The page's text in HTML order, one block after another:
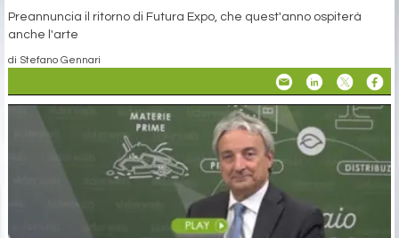
Preannuncia il ritorno di Futura Expo, che quest'anno ospiterà
anche l'arte
di Stefano Gennari